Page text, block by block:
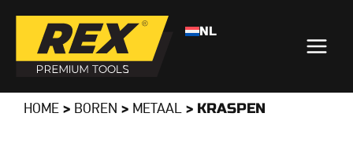
NL
HOME > BOREN > METAAL > KRASPEN